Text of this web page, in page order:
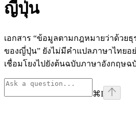
ญี่ปุ่น
เอกสาร “ข้อมูลตามกฎหมายว่าด้วยธุ
ของญี่ปุ่น” ยังไม่มีคำแปลภาษาไทยอ
เชื่อมโยงไปยังต้นฉบับภาษาอังกฤษฉ
⌘I